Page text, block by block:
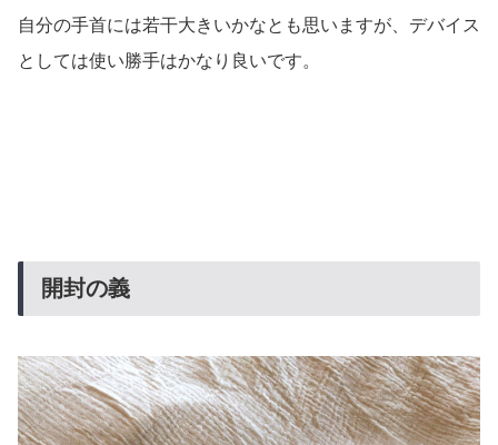
自分の手首には若干大きいかなとも思いますが、デバイス
としては使い勝手はかなり良いです。
開封の義